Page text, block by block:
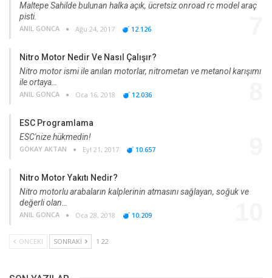
Maltepe Sahilde bulunan halka açık, ücretsiz onroad rc model araç
pisti.
ANIL GONCA Ağu 24, 2017 12.126
Nitro Motor Nedir Ve Nasıl Çalışır?
Nitro motor ismi ile anılan motorlar, nitrometan ve metanol karışımı
ile ortaya…
ANIL GONCA Oca 16, 2018 12.036
ESC Programlama
ESC'nize hükmedin!
GÖKAY AKTAN Eyl 21, 2017 10.657
Nitro Motor Yakıtı Nedir?
Nitro motorlu arabaların kalplerinin atmasını sağlayan, soğuk ve
değerli olan…
ANIL GONCA Oca 28, 2018 10.209
ÖNCEKI SONRAKI 1 22